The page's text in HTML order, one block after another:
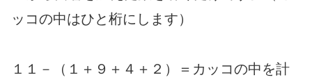
ッコの中はひと桁にします）
１１－（１＋９＋４＋２）＝カッコの中を計